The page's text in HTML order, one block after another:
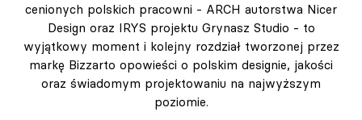
cenionych polskich pracowni - ARCH autorstwa Nicer
Design oraz IRYS projektu Grynasz Studio - to
wyjątkowy moment i kolejny rozdział tworzonej przez
markę Bizzarto opowieści o polskim designie, jakości
oraz świadomym projektowaniu na najwyższym
poziomie.